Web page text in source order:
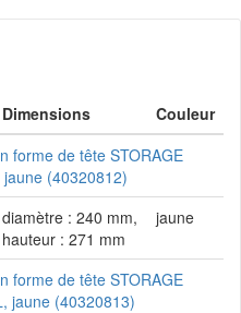
Dimensions
Couleur
forme de tête STORAGE
jaune (40320812)
diamètre : 240 mm,
hauteur : 271 mm
jaune
forme de tête STORAGE
jaune (40320813)